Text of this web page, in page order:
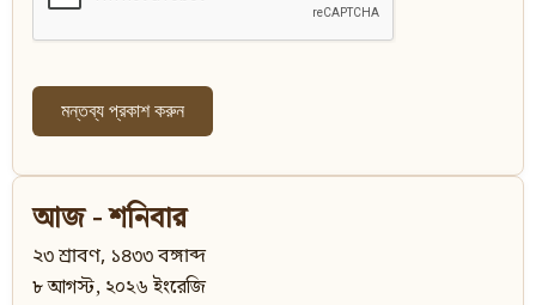
আজ - শনিবার
২৩ শ্রাবণ, ১৪৩৩ বঙ্গাব্দ
৮ আগস্ট, ২০২৬ ইংরেজি